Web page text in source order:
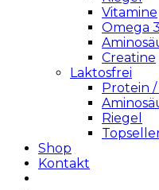
Vitamine
Omega 3
Creatine
Laktosfrei
Protein /
Riegel
Shop
Kontakt